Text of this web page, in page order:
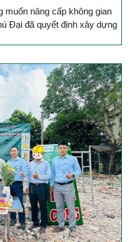
muốn nâng cấp không gian
Đại đã quyết định xây dựng